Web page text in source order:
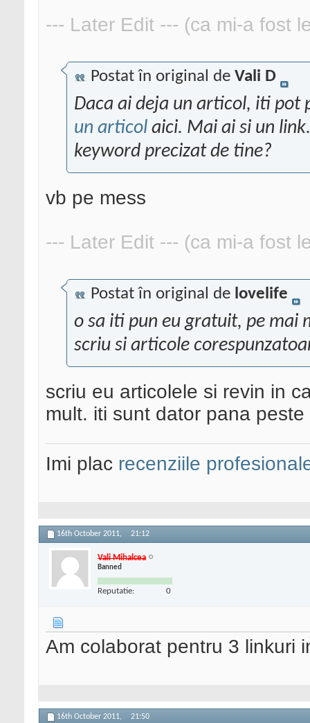
--- Later Edit --- (ca mi-a fost
Postat în original de Vali D
Daca ai deja un articol, iti pot
un articol aici. Mai ai si un
keyword precizat de tine?
vb pe mess
--- Later Edit --- (ca mi-a fost
Postat în original de lovelife
o sa iti pun eu gratuit, pe mai
scriu si articole
scriu eu articolele si revin in
mult. iti sunt dator pana peste
Imi plac recenziile
16th October 2011, 21:12
Vali Mihalcea
Banned
Reputatie: 0
Am colaborat pentru 3 linkuri
16th October 2011, 21:50